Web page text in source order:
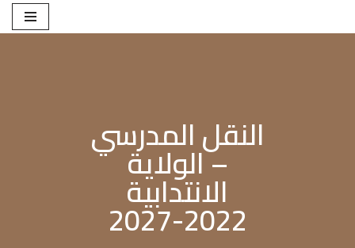
النقل المدرسي
– الولاية
الانتدابية
2022-2027